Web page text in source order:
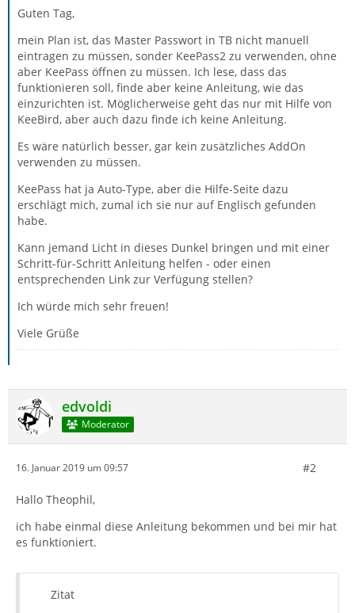
Guten Tag,
mein Plan ist, das Master Passwort in TB nicht manuell
eintragen zu müssen, sonder KeePass2 zu verwenden, ohne
aber KeePass öffnen zu müssen. Ich lese, dass das
funktionieren soll, finde aber keine Anleitung, wie das
einzurichten ist. Möglicherweise geht das nur mit Hilfe von
KeeBird, aber auch dazu finde ich keine Anleitung.
Es wäre natürlich besser, gar kein zusätzliches AddOn
verwenden zu müssen.
KeePass hat ja Auto-Type, aber die Hilfe-Seite dazu
erschlägt mich, zumal ich sie nur auf Englisch gefunden
habe.
Kann jemand Licht in dieses Dunkel bringen und mit einer
Schritt-für-Schritt Anleitung helfen - oder einen
entsprechenden Link zur Verfügung stellen?
Ich würde mich sehr freuen!
Viele Grüße
edvoldi
Moderator
16. Januar 2019 um 09:57 #2
Hallo Theophil,
ich habe einmal diese Anleitung bekommen und bei mir hat
es funktioniert.
Zitat